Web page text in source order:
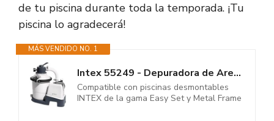
de tu piscina durante toda la temporada. ¡Tu
piscina lo agradecerá!
MÁS VENDIDO NO. 1
Intex 55249 - Depuradora de Arena Krystal Clear 3.500 L/H, depuradora...
Compatible con piscinas desmontables
INTEX de la gama Easy Set y Metal Frame